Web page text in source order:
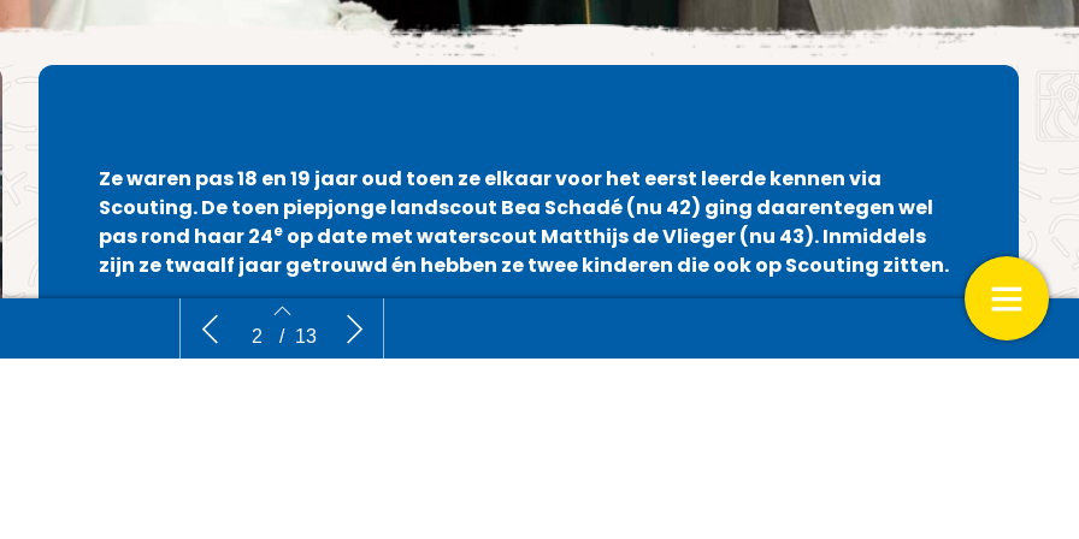
Échte Scoutingliefde Ontmoet een scout uit Taiwan
2 / 13
Ze waren pas 18 en 19 jaar oud toen ze elkaar voor het eerst leerde kennen via
Scouting. De toen piepjonge landscout Bea Schadé (nu 42) ging daarentegen wel
pas rond haar 24eop date met waterscout Matthijs de Vlieger (nu 43). Inmiddels
zijn ze twaalf jaar getrouwd én hebben ze twee kinderen die ook op Scouting zitten.